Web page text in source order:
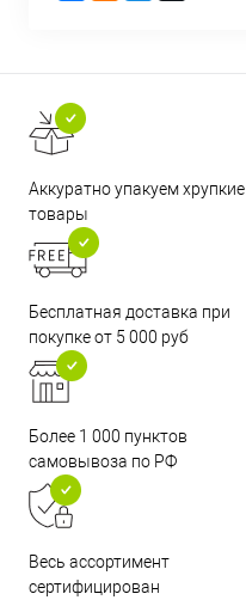
Аккуратно упакуем хрупкие
товары
Бесплатная доставка при
покупке от 5 000 руб
Более 1 000 пунктов
самовывоза по РФ
Весь ассортимент
сертифицирован